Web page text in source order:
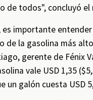
de todos", concluyó
es importante
de la gasolina más
gerente de Fénix
vale USD 1,35
un galón cuesta USD